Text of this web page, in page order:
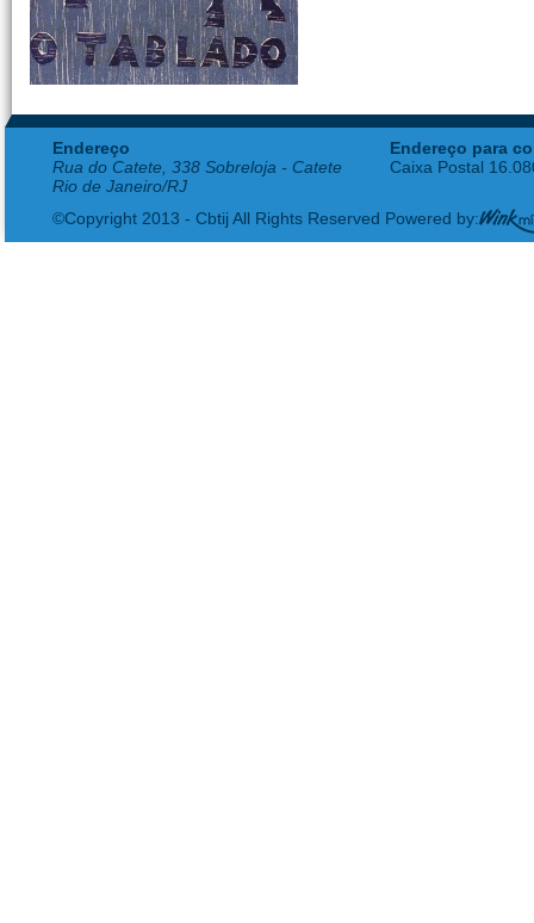
Endereço
Rua do Catete, 338 Sobreloja - Catete
Rio de Janeiro/RJ
Endereço para
Caixa Postal
©Copyright 2013 - Cbtij All Rights Reserved Powered by: